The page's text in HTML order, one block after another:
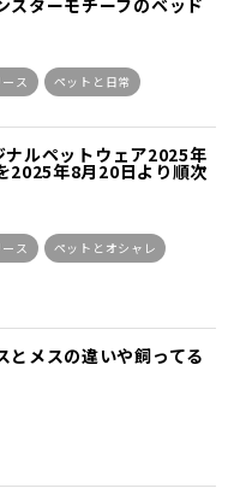
スターモチーフのベッド
ス ペットと日常
ルペットウェア2025年
2025年8月20日より順次
ス
ペットとオシャレ
とメスの違いや飼ってる